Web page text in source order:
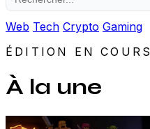
Web Tech Crypto Gaming
ÉDITION EN COURS
À la une